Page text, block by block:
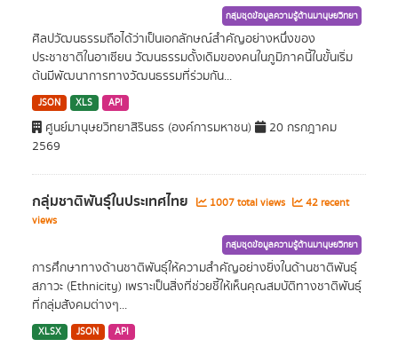
กลุ่มชุดข้อมูลความรู้ด้านมานุษยวิทยา
ศิลปวัฒนธรรมถือได้ว่าเป็นเอกลักษณ์สำคัญอย่างหนึ่งของ
ประชาชาติในอาเซียน วัฒนธรรมดั้งเดิมของคนในภูมิภาคนี้ในขั้นเริ่ม
ต้นมีพัฒนาการทางวัฒนธรรมที่ร่วมกัน...
JSON XLS API
ศูนย์มานุษยวิทยาสิรินธร (องค์การมหาชน)
20 กรกฎาคม
2569
กลุ่มชาติพันธุ์ในประเทศไทย 1007 total views
42 recent
views
กลุ่มชุดข้อมูลความรู้ด้านมานุษยวิทยา
การศึกษาทางด้านชาติพันธุ์ให้ความสำคัญอย่างยิ่งในด้านชาติพันธุ์
สภาวะ (Ethnicity) เพราะเป็นสิ่งที่ช่วยชี้ให้เห็นคุณสมบัติทางชาติพันธุ์
ที่กลุ่มสังคมต่างๆ...
XLSX JSON API